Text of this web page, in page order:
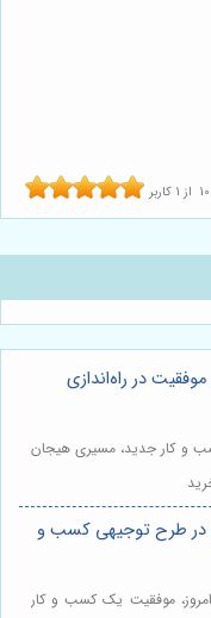
10 از 1 کاربر
در راه‌اندازی
و کار جدید، مسیری هیجان
در طرح توجیهی کسب و
موفقیت یک کسب و کار